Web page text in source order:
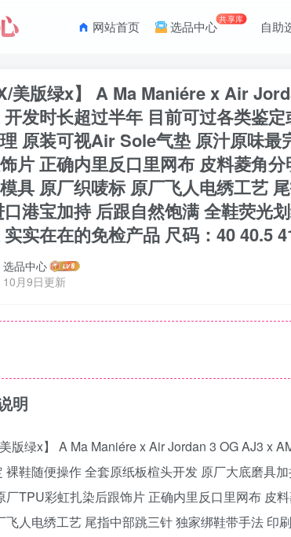
网站首页 选品中心共享库 自助
美版绿x】 A Ma Maniére x Air
发时长超过半年 目前可过各类鉴
原装可视Air Sole气垫 原汁原味最
片 正确内里反口里网布 皮料菱角
具 原厂织唛标 原厂飞人电绣工艺
口港宝加持 后跟自然饱满 全鞋荧光
实在在的免检产品 尺码：40 40.5
选品中心
10月9日更新
明
美版绿x】 A Ma Maniére x Air Jordan 3 OG AJ3 x
裸鞋随便操作 全套原纸板楦头开发 原厂大底磨具
厂TPU彩虹扎染后跟饰片 正确内里反口里网布 皮
飞人电绣工艺 尾指中部跳三针 独家绑鞋带手法 印